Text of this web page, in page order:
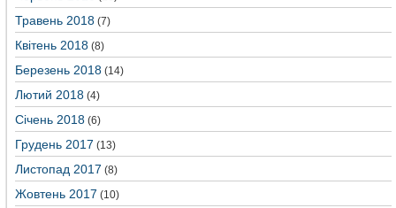
Травень 2018 (7)
Квітень 2018 (8)
Березень 2018 (14)
Лютий 2018 (4)
Січень 2018 (6)
Грудень 2017 (13)
Листопад 2017 (8)
Жовтень 2017 (10)